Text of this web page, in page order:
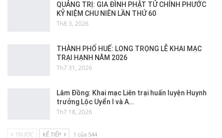
QUẢNG TRỊ: GIA ĐÌNH PHẬT TỬ CHÍNH PHƯỚC
KỶ NIỆM CHU NIÊN LẦN THỨ 60
Th8 3, 2026
THÀNH PHỐ HUẾ: LONG TRỌNG LỄ KHAI MẠC
TRẠI HẠNH NĂM 2026
Th7 31, 2026
Lâm Đồng: Khai mạc Liên trại huấn luyện Huynh
trưởng Lộc Uyển I và A…
Th7 18, 2026
TRƯỚC KẾ TIẾP 1 của 544